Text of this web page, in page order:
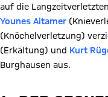
auf die Langzeitverletzten
Younes Aitamer
(Knöchelverletzung)
(Erkältung) und Kurt
Burghausen aus.